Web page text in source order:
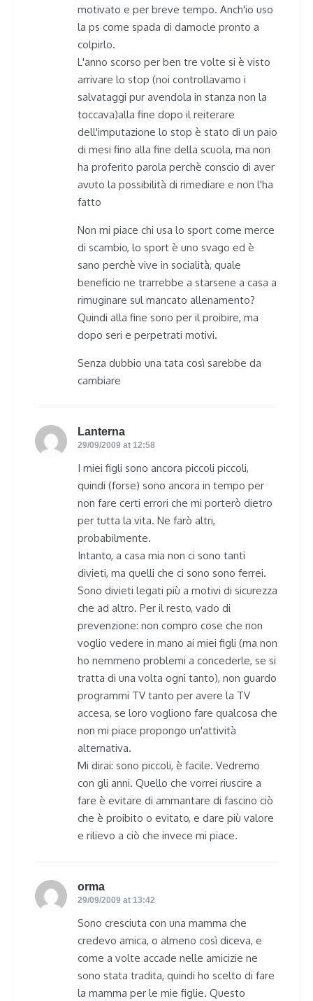
motivato e per breve tempo. Anch'io uso
la ps come spada di damocle pronto a
colpirlo.
L'anno scorso per ben tre volte si è visto
arrivare lo stop (noi controllavamo i
salvataggi pur avendola in stanza non la
toccava)alla fine dopo il reiterare
dell'imputazione lo stop è stato di un paio
di mesi fino alla fine della scuola, ma non
ha proferito parola perchè conscio di aver
avuto la possibilità di rimediare e non l'ha
fatto
Non mi piace chi usa lo sport come merce
di scambio, lo sport è uno svago ed è
sano perchè vive in socialità, quale
beneficio ne trarrebbe a starsene a casa a
rimuginare sul mancato allenamento?
Quindi alla fine sono per il proibire, ma
dopo seri e perpetrati motivi.
Senza dubbio una tata così sarebbe da
cambiare
Lanterna
29/09/2009 at 12:58
I miei figli sono ancora piccoli piccoli,
quindi (forse) sono ancora in tempo per
non fare certi errori che mi porterò dietro
per tutta la vita. Ne farò altri,
probabilmente.
Intanto, a casa mia non ci sono tanti
divieti, ma quelli che ci sono sono ferrei.
Sono divieti legati più a motivi di sicurezza
che ad altro. Per il resto, vado di
prevenzione: non compro cose che non
voglio vedere in mano ai miei figli (ma non
ho nemmeno problemi a concederle, se si
tratta di una volta ogni tanto), non guardo
programmi TV tanto per avere la TV
accesa, se loro vogliono fare qualcosa che
non mi piace propongo un'attività
alternativa.
Mi dirai: sono piccoli, è facile. Vedremo
con gli anni. Quello che vorrei riuscire a
fare è evitare di ammantare di fascino ciò
che è proibito o evitato, e dare più valore
e rilievo a ciò che invece mi piace.
orma
29/09/2009 at 13:42
Sono cresciuta con una mamma che
credevo amica, o almeno così diceva, e
come a volte accade nelle amicizie ne
sono stata tradita, quindi ho scelto di fare
la mamma per le mie figlie. Questo